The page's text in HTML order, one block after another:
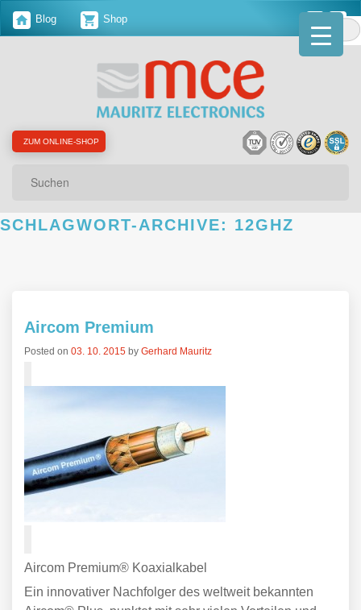
Blog Shop
ZUM ONLINE-SHOP
SCHLAGWORT-ARCHIVE: 12GHZ
Aircom Premium
Posted on 03. 10. 2015 by Gerhard Mauritz
Aircom Premium® Koaxialkabel
Ein innovativer Nachfolger des weltweit bekannten